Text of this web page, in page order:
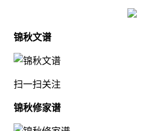
锦秋文谱
扫一扫关注
锦秋修家谱